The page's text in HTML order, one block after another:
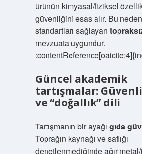
ürünün kimyasal/fiziksel
güvenliğini esas alır. Bu
standartları sağlayan
mevzuata uygundur.
Güncel akademik
tartışmalar:
ve “doğallık” dili
Tartışmanın bir ayağı gıda
Toprağın kaynağı ve saflığı
denetlenmediğinde ağır